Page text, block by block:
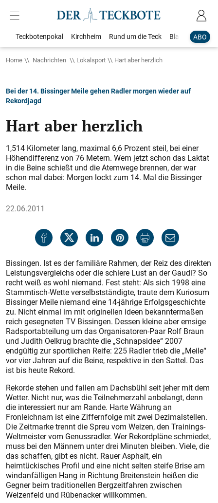
ABO
Teckbotenpokal Kirchheim Rund um die Teck Blaulicht
Home Nachrichten Lokalsport Hart aber herzlich
Bei der 14. Bissinger Meile gehen Radler morgen wieder auf
Rekordjagd
Hart aber herzlich
1,514 Kilometer lang, maximal 6,6 Prozent steil, bei einer
Höhendifferenz von 76 Metern. Wem jetzt schon das Laktat
in die Beine schießt und die Atemwege brennen, der war
schon mal dabei: Morgen lockt zum 14. Mal die Bissinger
Meile.
22.06.2011
Bissingen. Ist es der familiäre Rahmen, der Reiz des direkten
Leis­tungsvergleichs oder die schiere Lust an der Gaudi? So
recht weiß es wohl niemand. Fest steht: Als sich 1998 eine
Stammtisch-Wette verselbstständigte, traute dem Kuriosum
Bissinger Meile niemand eine 14-jährige Erfolgsgeschichte
zu. Nicht einmal im mit originellen Ideen bekanntermaßen
reich gesegneten TV Bissingen. Dessen kleine aber emsige
Radsportabteilung um das Organisatoren-Paar Rolf Braun
und Judith Oelkrug brachte die „Schnaps­idee“ 2007
endgültig zur sportlichen Reife: 225 Radler trieb die „Meile“
vor vier Jahren auf die Beine, respektive in den Sattel. Das
ist bis heute Rekord.
Rekorde stehen und fallen am Dachsbühl seit jeher mit dem
Wetter. Nicht nur, was die Teilnehmerzahl anbelangt, denn
die interessiert nur am Rande. Harte Währung an
Fronleichnam ist eine Ziffernfolge mit zwei Dezimalstellen.
Die Zeitmarke trennt die Spreu vom Weizen, den Trainings-
Weltmeister vom Genussradler. Wer Rekordpläne schmiedet,
muss bei den Männern unter drei Minuten bleiben. Viele, die
das schaffen, gibt es nicht. Rauer Asphalt, ein
heimtückisches Profil und eine nicht selten steife Brise am
wind­anfälligen Hang in Richtung Breitenstein heißen die
Gegner beim traditionellen Bergzeitfahren zwischen
Weizenfeld und Rübenacker willkommen.